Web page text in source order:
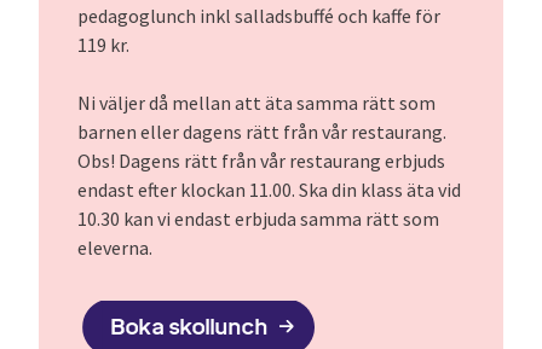
pedagoglunch inkl salladsbuffé och kaffe för
119 kr.
Ni väljer då mellan att äta samma rätt som
barnen eller dagens rätt från vår restaurang.
Obs! Dagens rätt från vår restaurang erbjuds
endast efter klockan 11.00. Ska din klass äta vid
10.30 kan vi endast erbjuda samma rätt som
eleverna.
Boka skollunch